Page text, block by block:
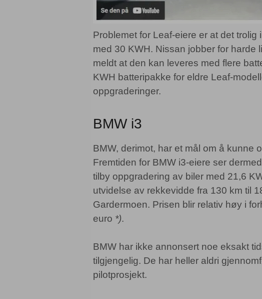
Problemet for Leaf-eiere er at det
med 30 KWH. Nissan jobber for harde
meldt at den kan leveres med flere
KWH batteripakke for eldre Leaf-
oppgraderinger.
BMW i3
BMW, derimot, har et mål om å kunne
Fremtiden for BMW i3-eiere ser
tilby oppgradering av biler med 21,6
utvidelse av rekkevidde fra 130 km til
Gardermoen. Prisen blir relativ høy i
euro *).
BMW har ikke annonsert noe eksakt
tilgjengelig. De har heller aldri
pilotprosjekt.